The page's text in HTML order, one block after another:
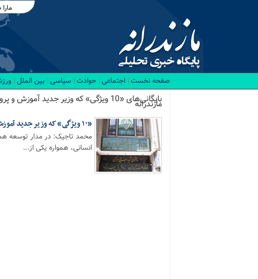
صفحه نخست اجتماعی حوادث سیاسی بین الملل
بایگانی‌های «10 ویژگی» که وزیر جدید مازندرانه
«۱۰ ویژگی» که وزیر جدید آموزش و پرورش باید داشته باشد
محمد تاجیک: در مدار توسعه
انسانی، همواره یکی از...